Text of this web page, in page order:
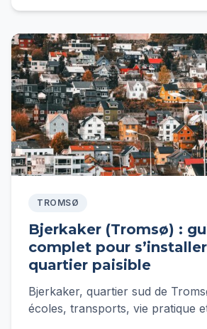
TROMSØ
Bjerkaker (Tromsø) :
complet pour
quartier paisible
Bjerkaker, quartier sud de
écoles, transports, vie pratique